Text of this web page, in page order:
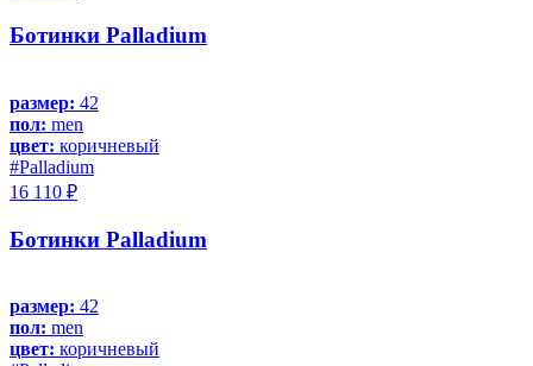
Ботинки Palladium
размер: 42
пол: men
цвет: коричневый
#Palladium
16 110 ₽
Ботинки Palladium
размер: 42
пол: men
цвет: коричневый